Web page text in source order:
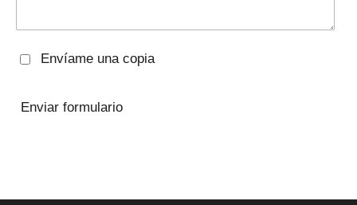
Envíame una copia
Enviar formulario